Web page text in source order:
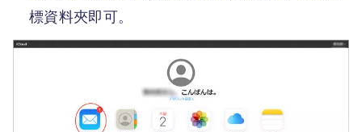
標資料夾即可。